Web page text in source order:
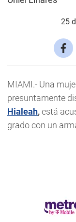
25
MIAMI.- Una
presuntamente
Hialeah,está
grado con un